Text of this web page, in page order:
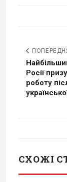
Росії
роботу
СХОЖІ